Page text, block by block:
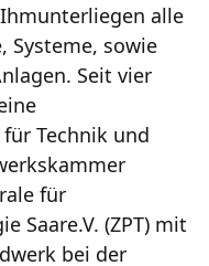
alle
Systeme, sowie
Seit vier
Technik und
für
Saare.V. (ZPT) mit
bei der